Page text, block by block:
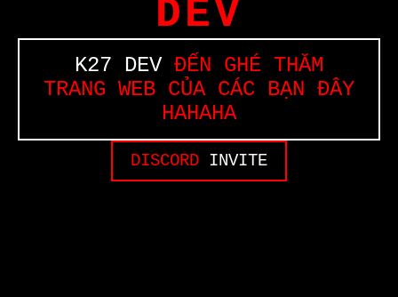
DEV
K27 DEVĐẾN GHÉ THĂM
TRANG WEB CỦA CÁC BẠN ĐÂY
HAHAHA
DISCORD INVITE